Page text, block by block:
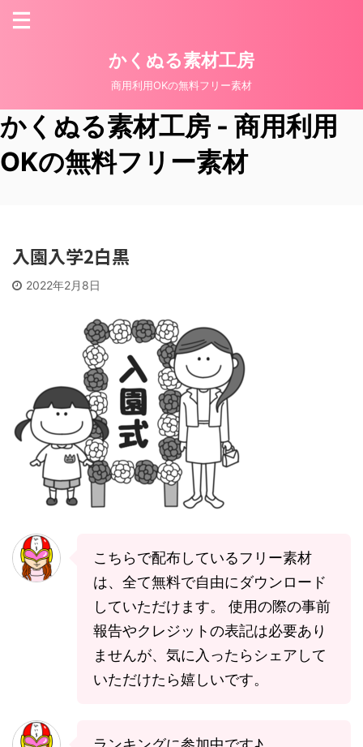
かくぬる素材工房
商用利用OKの無料フリー素材
かくぬる素材工房 - 商用利用
OKの無料フリー素材
入園入学2白黒
2022年2月8日
こちらで配布しているフリー素材
は、全て無料で自由にダウンロード
していただけます。 使用の際の事前
報告やクレジットの表記は必要あり
ませんが、気に入ったらシェアして
いただけたら嬉しいです。